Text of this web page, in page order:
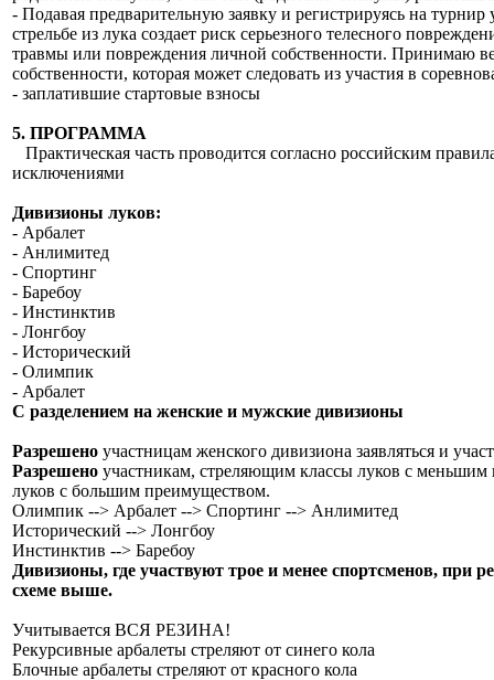
- Подавая предварительную заявку и регистрируясь на
стрельбе из лука создает риск серьезного телесного
травмы или повреждения личной собственности. Принимаю
собственности, которая может следовать из участия в
- заплатившие стартовые взносы
5. ПРОГРАММА
Практическая часть проводится согласно российским
исключениями
Дивизионы луков:
- Арбалет
- Анлимитед
- Спортинг
- Баребоу
- Инстинктив
- Лонгбоу
- Исторический
- Олимпик
- Арбалет
С разделением на женские и мужские дивизионы
Разрешено участницам женского дивизиона заявляться и
Разрешено участникам, стреляющим классы луков с меньшим
луков с большим преимуществом.
Олимпик --> Арбалет --> Спортинг --> Анлимитед
Исторический --> Лонгбоу
Инстинктив --> Баребоу
Дивизионы, где участвуют трое и менее спортсменов, при
схеме выше.
Учитывается ВСЯ РЕЗИНА!
Рекурсивные арбалеты стреляют от синего кола
Блочные арбалеты стреляют от красного кола